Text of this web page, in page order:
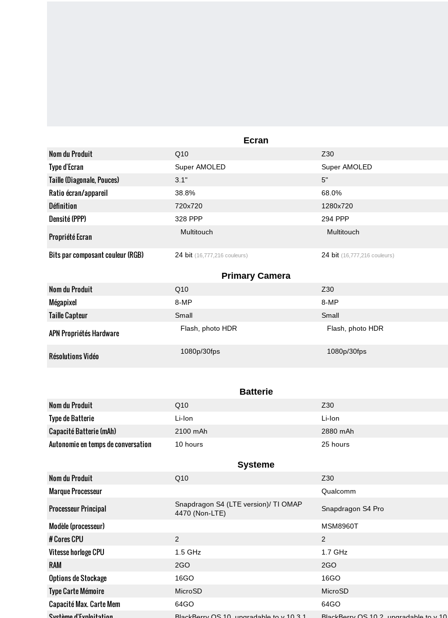
Ecran
Nom du Produit Q10 Z30
Type d'Ecran Super AMOLED Super AMOLED
Taille (Diagonale, Pouces) 3.1" 5"
Ratio écran/appareil 38.8% 68.0%
Définition 720x720 1280x720
Densité (PPP) 328 PPP 294 PPP
Propriété Ecran Multitouch Multitouch
Bits par composant couleur (RGB) 24 bit (16,777,216 couleurs) 24 bit (16,777,216 couleurs)
Primary Camera
Nom du Produit Q10 Z30
Mégapixel 8-MP 8-MP
Taille Capteur Small Small
APN Propriétés Hardware Flash photo HDR Flash photo HDR
Résolutions Vidéo 1080p/30fps 1080p/30fps
Batterie
Nom du Produit Q10 Z30
Type de Batterie Li-Ion Li-Ion
Capacité Batterie (mAh) 2100 mAh 2880 mAh
Autonomie en temps de conversation 10 hours 25 hours
Systeme
Nom du Produit Q10 Z30
Marque Processeur Qualcomm
Processeur Principal
Snapdragon S4 (LTE version)/ TI OMAP
4470 (Non-LTE)
Snapdragon S4 Pro
Modèle (processeur) MSM8960T
# Cores CPU 2 2
Vitesse horloge CPU 1.5 GHz 1.7 GHz
RAM 2GO 2GO
Options de Stockage 16GO 16GO
Type Carte Mémoire MicroSD MicroSD
Capacité Max. Carte Mem 64GO 64GO